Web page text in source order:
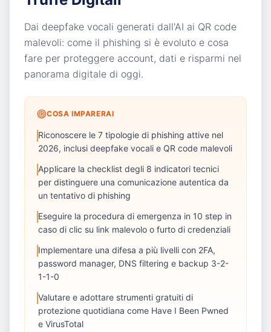
Dai deepfake vocali generati dall'AI ai QR code
malevoli: come il phishing si è evoluto e cosa
fare per proteggere account, dati e risparmi nel
panorama digitale di oggi.
COSA IMPARERAI
Riconoscere le 7 tipologie di phishing attive nel
2026, inclusi deepfake vocali e QR code malevoli
Applicare la checklist degli 8 indicatori tecnici
per distinguere una comunicazione autentica da
un tentativo di phishing
Eseguire la procedura di emergenza in 10 step in
caso di clic su link malevolo o furto di credenziali
Implementare una difesa a più livelli con 2FA,
password manager, DNS filtering e backup 3-2-
1-1-0
Valutare e adottare strumenti gratuiti di
protezione quotidiana come Have I Been Pwned
e VirusTotal